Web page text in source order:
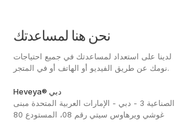
نحن هنا لمساعدتك
لدينا على استعداد لمساعدتك في جميع احتياجات
نومك عن طريق الفيديو أو الهاتف أو في المتجر.
Heveya® دبي
القوز - منطقة القوز الصناعية 3 - دبي - الإمارات العربية المتحدة مبنى
غوشي ويرهاوس سيتي رقم 08، المستودع 80